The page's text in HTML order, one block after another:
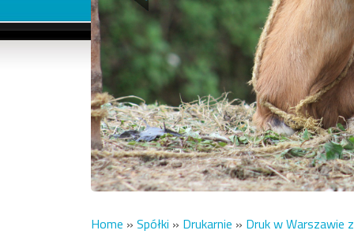
Home » Spółki » Drukarnie » Druk w Warszawie